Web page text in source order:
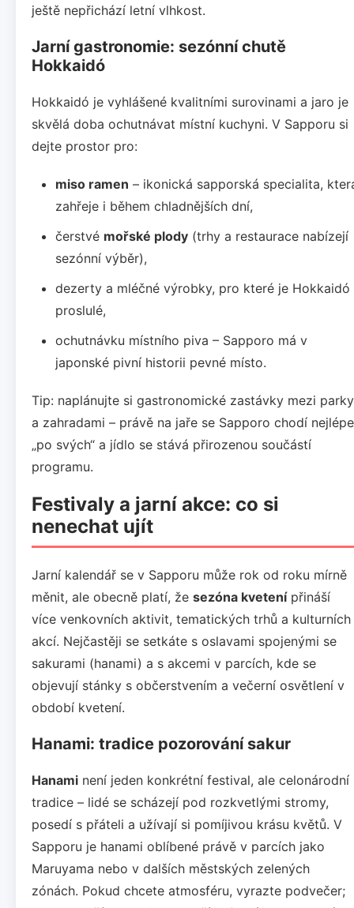
ještě nepřichází letní vlhkost.
Jarní gastronomie: sezónní chutě
Hokkaidó
Hokkaidó je vyhlášené kvalitními surovinami a jaro je
skvělá doba ochutnávat místní kuchyni. V Sapporu si
dejte prostor pro:
miso ramen – ikonická sapporská specialita,
zahřeje i během chladnějších dní,
čerstvé mořské plody (trhy a restaurace nabízejí
sezónní výběr),
dezerty a mléčné výrobky, pro které je Hokkaidó
proslulé,
ochutnávku místního piva – Sapporo má v
japonské pivní historii pevné místo.
Tip: naplánujte si gastronomické zastávky mezi parky
a zahradami – právě na jaře se Sapporo chodí nejlépe
„po svých“ a jídlo se stává přirozenou součástí
programu.
Festivaly a jarní akce: co si
nenechat ujít
Jarní kalendář se v Sapporu může rok od roku mírně
měnit, ale obecně platí, že sezóna kvetenípřináší
více venkovních aktivit, tematických trhů a kulturních
akcí. Nejčastěji se setkáte s oslavami spojenými se
sakurami (hanami) a s akcemi v parcích, kde se
objevují stánky s občerstvením a večerní osvětlení v
období kvetení.
Hanami: tradice pozorování sakur
Hanami není jeden konkrétní festival, ale celonárodní
tradice – lidé se scházejí pod rozkvetlými stromy,
posedí s přáteli a užívají si pomíjivou krásu květů. V
Sapporu je hanami oblíbené právě v parcích jako
Maruyama nebo v dalších městských zelených
zónách. Pokud chcete atmosféru, vyrazte podvečer;